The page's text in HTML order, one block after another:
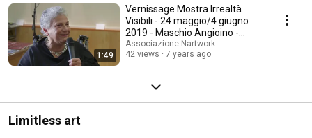
1:49
Vernissage Mostra Irrealtà
Visibili - 24 maggio/4 giugno
2019 - Maschio Angioino -
Napoli
Associazione Nartwork
42 views
7 years ago
Limitless art